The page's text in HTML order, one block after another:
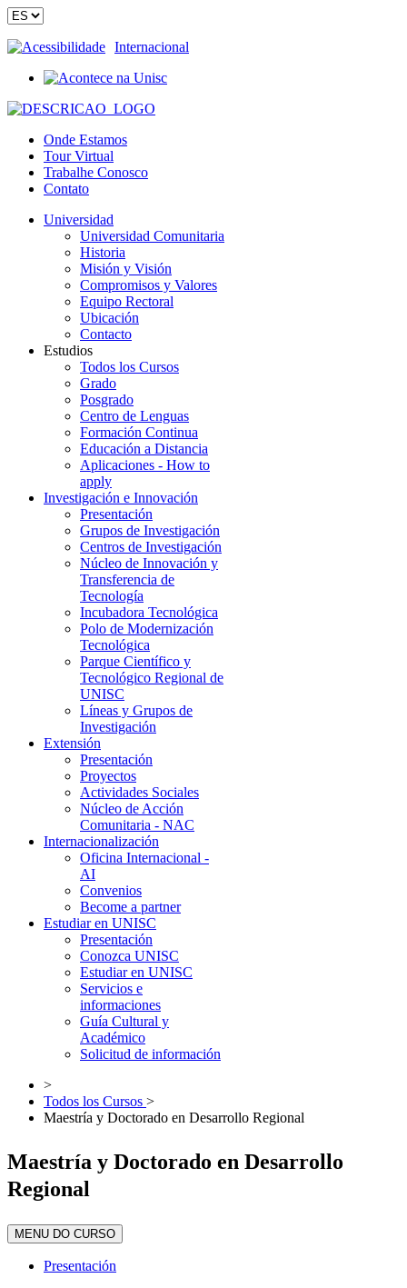
Acessibilidade Internacional
Onde Estamos
Tour Virtual
Trabalhe Conosco
Contato
Universidad
Universidad Comunitaria
Historia
Misión y Visión
Compromisos y Valores
Equipo Rectoral
Ubicación
Contacto
Estudios
Todos los Cursos
Grado
Posgrado
Centro de Lenguas
Formación Continua
Educación a Distancia
Aplicaciones - How to
apply
Investigación e Innovación
Presentación
Grupos de Investigación
Centros de Investigación
Núcleo de Innovación y
Transferencia de
Tecnología
Incubadora Tecnológica
Polo de Modernización
Tecnológica
Parque Científico y
Tecnológico Regional de
UNISC
Líneas y Grupos de
Investigación
Extensión
Presentación
Proyectos
Actividades Sociales
Núcleo de Acción
Comunitaria - NAC
Internacionalización
Oficina Internacional -
AI
Convenios
Become a partner
Estudiar en UNISC
Presentación
Conozca UNISC
Estudiar en UNISC
Servicios e
informaciones
Guía Cultural y
Académico
Solicitud de información
>
Todos los Cursos >
Maestría y Doctorado en Desarrollo Regional
Maestría y Doctorado en Desarrollo
Regional
MENU DO CURSO
Presentación